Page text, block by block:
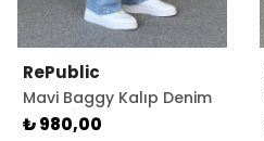
RePublic
Mavi Baggy Kalıp Denim
Yazlık İnce Kumaş Jean -
Kot Pantolon
₺ 980,00